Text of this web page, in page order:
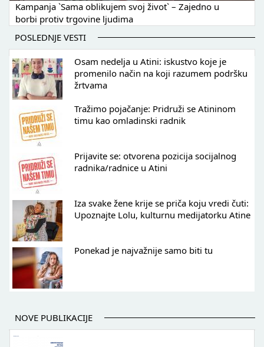
Kampanja `Sama oblikujem svoj život` – Zajedno u
borbi protiv trgovine ljudima
POSLEDNJE VESTI
Osam nedelja u Atini: iskustvo koje je
promenilo način na koji razumem podršku
žrtvama
Tražimo pojačanje: Pridruži se Atininom
timu kao omladinski radnik
Prijavite se: otvorena pozicija socijalnog
radnika/radnice u Atini
Iza svake žene krije se priča koju vredi čuti:
Upoznajte Lolu, kulturnu medijatorku Atine
Ponekad je najvažnije samo biti tu
NOVE PUBLIKACIJE